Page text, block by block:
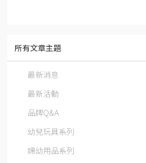
所有文章主題
最新消息
最新活動
品牌Q&A
幼兒玩具系列
婦幼用品系列